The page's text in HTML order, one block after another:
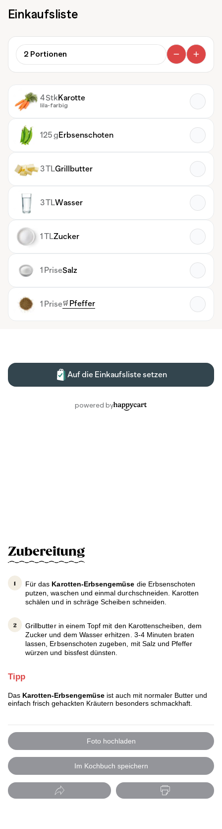
Zubereitung
Für das Karotten-Erbsengemüse die Erbsenschoten
putzen, waschen und einmal durchschneiden. Karotten
schälen und in schräge Scheiben schneiden.
Grillbutter in einem Topf mit den Karottenscheiben, dem
Zucker und dem Wasser erhitzen. 3-4 Minuten braten
lassen, Erbsenschoten zugeben, mit Salz und Pfeffer
würzen und bissfest dünsten.
Tipp
Das Karotten-Erbsengemüse ist auch mit normaler Butter und
einfach frisch gehackten Kräutern besonders schmackhaft.
Foto hochladen
Im Kochbuch speichern